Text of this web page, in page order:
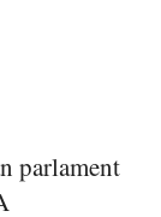
parlament